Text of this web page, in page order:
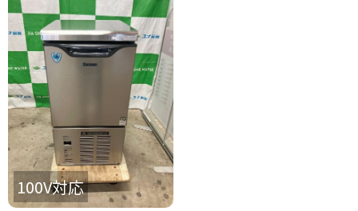
100V対応